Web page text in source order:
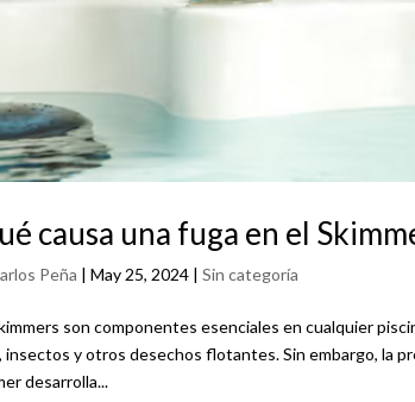
causa una fuga en el
Peña |May 25, 2024 |Sin categoría
son componentes esenciales en cualquier
insectos y otros desechos flotantes. Sin embargo, la
desarrolla...